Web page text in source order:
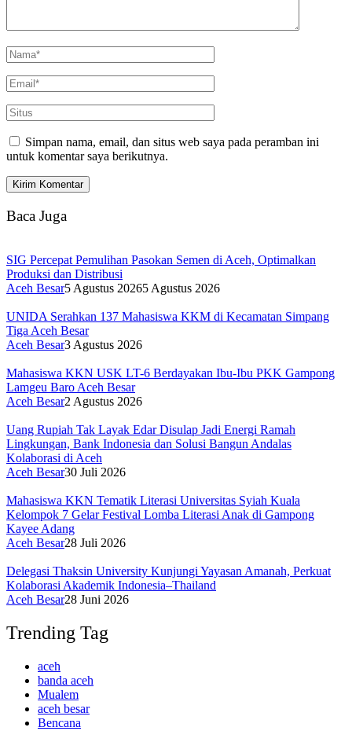
Simpan nama, email, dan situs web saya pada peramban ini
untuk komentar saya berikutnya.
Baca Juga
SIG Percepat Pemulihan Pasokan Semen di Aceh, Optimalkan
Produksi dan Distribusi
Aceh Besar5 Agustus 20265 Agustus 2026
UNIDA Serahkan 137 Mahasiswa KKM di Kecamatan Simpang
Tiga Aceh Besar
Aceh Besar3 Agustus 2026
Mahasiswa KKN USK LT-6 Berdayakan Ibu-Ibu PKK Gampong
Lamgeu Baro Aceh Besar
Aceh Besar2 Agustus 2026
Uang Rupiah Tak Layak Edar Disulap Jadi Energi Ramah
Lingkungan, Bank Indonesia dan Solusi Bangun Andalas
Kolaborasi di Aceh
Aceh Besar30 Juli 2026
Mahasiswa KKN Tematik Literasi Universitas Syiah Kuala
Kelompok 7 Gelar Festival Lomba Literasi Anak di Gampong
Kayee Adang
Aceh Besar28 Juli 2026
Delegasi Thaksin University Kunjungi Yayasan Amanah, Perkuat
Kolaborasi Akademik Indonesia–Thailand
Aceh Besar28 Juni 2026
Trending Tag
aceh
banda aceh
Mualem
aceh besar
Bencana